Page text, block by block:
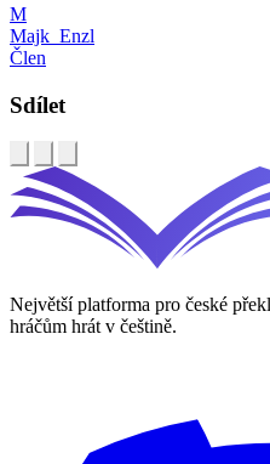
M
Majk_Enzl
Člen
Sdílet
Největší platforma pro české
hráčům hrát v češtině.